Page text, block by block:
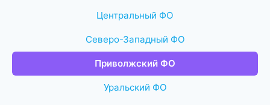
Центральный ФО
Северо-Западный ФО
Приволжский ФО
Уральский ФО